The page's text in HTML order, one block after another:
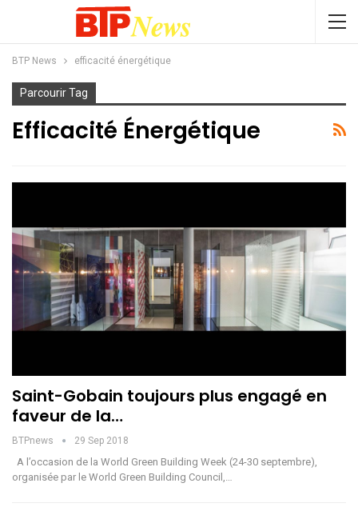
BTP News efficacité énergétique
Parcourir Tag
Efficacité Énergétique
Saint-Gobain toujours plus engagé en
faveur de la…
BTPnews 29 Sep 2018
A l’occasion de la World Green Building Week (24-30 septembre),
organisée par le World Green Building Council,…